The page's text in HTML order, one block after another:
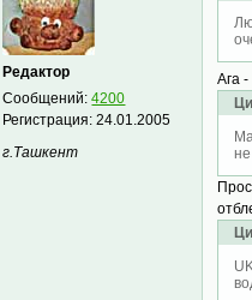
Редактор
Сообщений:4200
Регистрация:24.01.2005
г.Ташкент
Ага